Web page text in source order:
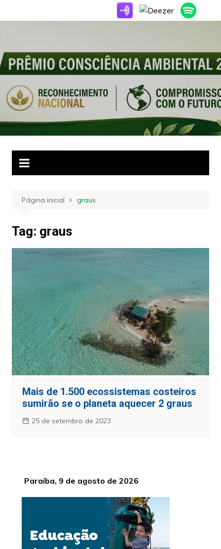
para
Página inicial graus
Tag: graus
Mais de 1.500 ecossistemas costeiros
sumirão se o planeta aquecer 2 graus
25 de setembro de 2023
Paraíba, 9 de agosto de 2026